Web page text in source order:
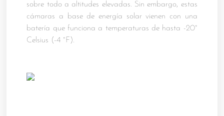
sobre todo a altitudes elevadas. Sin embargo, estas
cámaras a base de energía solar vienen con una
batería que funciona a temperaturas de hasta -20°
Celsius (-4 °F).